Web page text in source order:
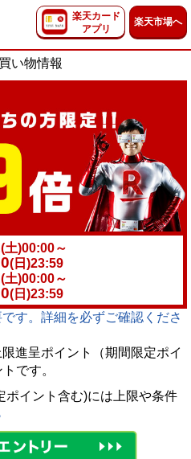
楽天カード
アプリ
楽天市場へ
い物情報
(土)00:00～
(日)23:59
(土)00:00～
(日)23:59
す。詳細を必ずご確認くださ
進呈ポイント（期間限定ポイ
です。
イント含む)には上限や条件